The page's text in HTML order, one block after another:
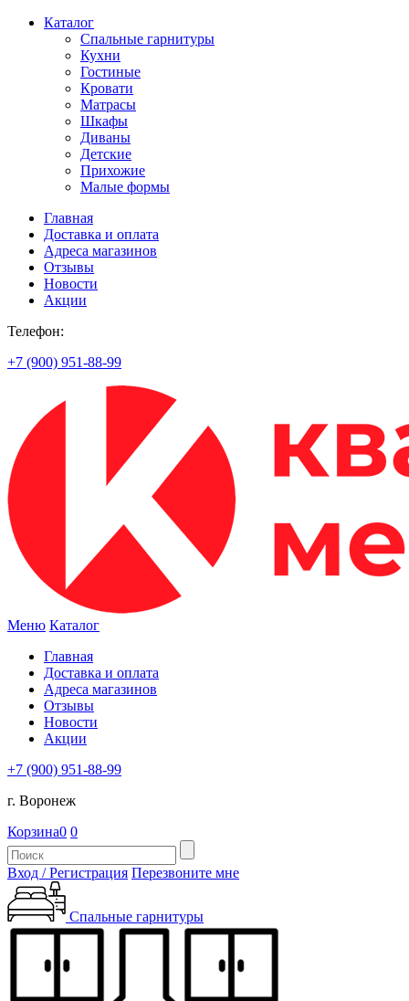
Каталог
Спальные гарнитуры
Кухни
Гостиные
Кровати
Матрасы
Шкафы
Диваны
Детские
Прихожие
Малые формы
Главная
Доставка и оплата
Адреса магазинов
Отзывы
Новости
Акции
Телефон:
+7 (900) 951-88-99
Меню Каталог
Главная
Доставка и оплата
Адреса магазинов
Отзывы
Новости
Акции
+7 (900) 951-88-99
г. Воронеж
Корзина0 0
Вход / Регистрация Перезвоните мне
Спальные гарнитуры